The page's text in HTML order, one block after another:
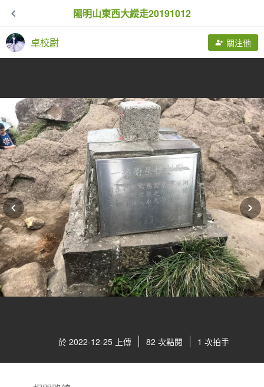
陽明山東西大縱走20191012
卓校尉 關注他
於 2022-12-25 上傳 82 次點閱 1 次拍手